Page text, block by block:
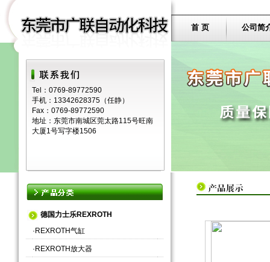
Tel：0769-89772590
手机：13342628375（任静）
Fax：0769-89772590
地址：东莞市南城区莞太路115号旺南
大厦1号写字楼1506
首 页 公司简
德国力士乐REXROTH
· REXROTH气缸
· REXROTH放大器